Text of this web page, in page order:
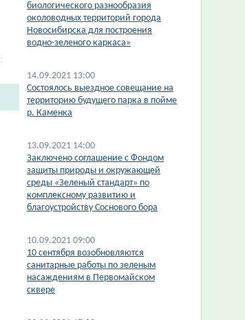
биологического разнообразия
околоводных территорий города
Новосибирска для построения
водно-зеленого каркаса»
14.09.2021 13:00
Состоялось выездное совещание на
территорию будущего парка в пойме
р. Каменка
13.09.2021 14:00
Заключено соглашение с Фондом
защиты природы и окружающей
среды «Зеленый стандарт» по
комплексному развитию и
благоустройству Соснового бора
10.09.2021 09:00
10 сентября возобновляются
санитарные работы по зеленым
насаждениям в Первомайском
сквере